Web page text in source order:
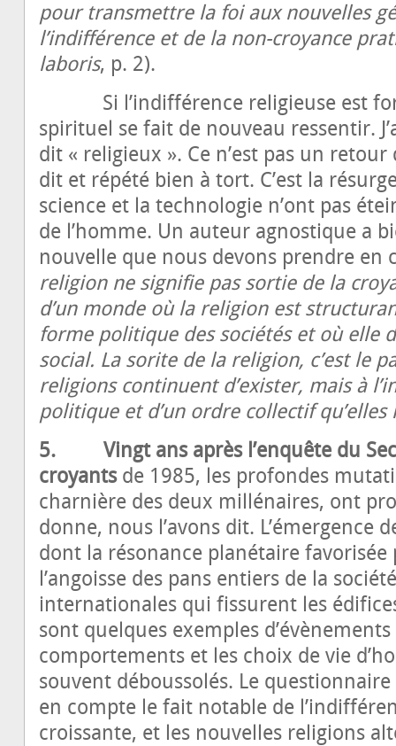
pour transmettre la foi aux nouvelles
l’indifférence et de la non-croyance
laboris, p. 2).
Si l’indifférence religieuse est
spirituel se fait de nouveau ressentir.
dit « religieux ». Ce n’est pas un
dit et répété bien à tort. C’est la
science et la technologie n’ont pas
de l’homme. Un auteur agnostique a
nouvelle que nous devons prendre en
religion ne signifie pas sortie de la
d’un monde où la religion est
forme politique des sociétés et où elle
social. La sorite de la religion, c’est le
religions continuent d’exister, mais à
politique et d’un ordre collectif
5. Vingt ans après l’enquête du
croyants de 1985, les profondes
charnière des deux millénaires, ont
donne, nous l’avons dit. L’émergence
dont la résonance planétaire favorisée
l’angoisse des pans entiers de la
internationales qui fissurent les
sont quelques exemples
comportements et les choix de vie
souvent déboussolés. Le
en compte le fait notable de
croissante, et les nouvelles religions